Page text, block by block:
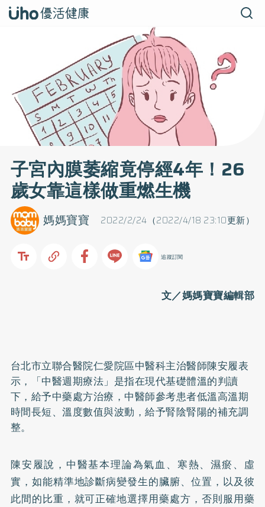
子宮內膜萎縮竟停經4年！26
歲女靠這樣做重燃生機
2022/2/24（2022/4/18 23:10更新）
媽媽寶寶
追蹤訂閱
文／媽媽寶寶編輯部
台北市立聯合醫院仁愛院區中醫科主治醫師陳安履表
示，「中醫週期療法」是指在現代基礎體溫的判讀
下，給予中藥處方治療，中醫師參考患者低溫高溫期
時間長短、溫度數值與波動，給予腎陰腎陽的補充調
整。
陳安履說，中醫基本理論為氣血、寒熱、濕瘀、虛
實，如能精準地診斷病變發生的臟腑、位置，以及彼
此間的比重，就可正確地選擇用藥處方，否則服用藥